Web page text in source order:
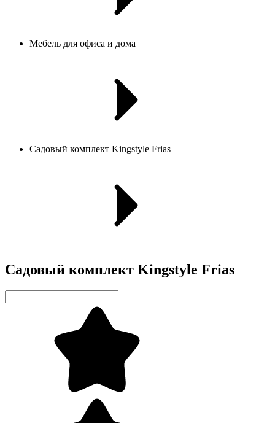
Мебель для офиса и дома
Садовый комплект Kingstyle Frias
Садовый комплект Kingstyle Frias